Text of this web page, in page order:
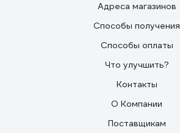
Адреса магазинов
Способы получения
Способы оплаты
Что улучшить?
Контакты
О Компании
Поставщикам